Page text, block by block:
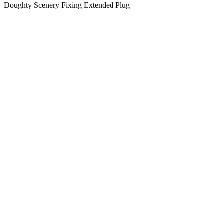
Doughty Scenery Fixing Extended Plug